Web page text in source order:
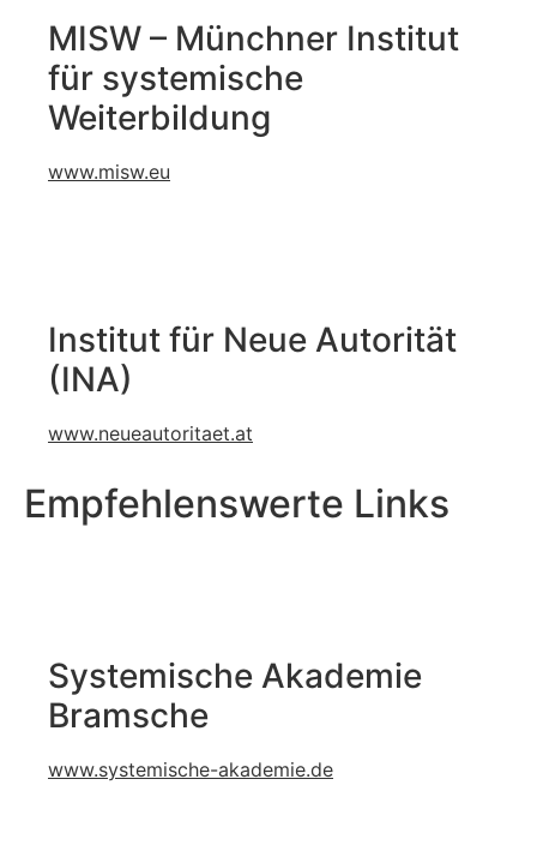
MISW – Münchner Institut
für systemische
Weiterbildung
www.misw.eu
Institut für Neue Autorität
(INA)
www.neueautoritaet.at
Empfehlenswerte Links
Systemische Akademie
Bramsche
www.systemische-akademie.de